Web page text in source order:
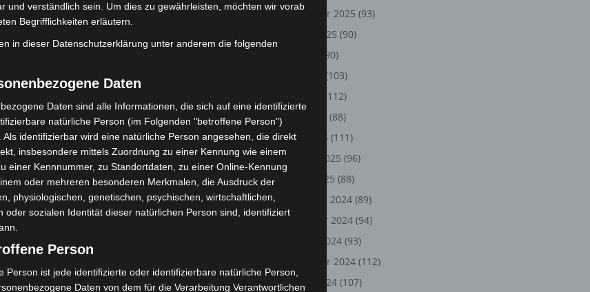
Nächster Artikel
Noch freie Restplätze im
Sommerferienprogramm 2026 in Langenhagen
September 2025 (93)
August 2025 (90)
(90)
(103)
(112)
April 2025
(88)
März 2025 (111)
Februar 2025 (96)
Januar 2025 (88)
Dezember 2024 (89)
November 2024 (94)
Oktober 2024 (93)
September 2024 (112)
August 2024 (107)
und verständlich sein. Um dies zu gewährleisten, möchten wir vorab
Begrifflichkeiten erläutern.
in dieser Datenschutzerklärung unter anderem die folgenden
Daten
Daten sind alle Informationen, die sich auf eine identifizierte
natürliche Person (im Folgenden "betroffene Person")
Als identifizierbar wird eine natürliche Person angesehen, die direkt
insbesondere mittels Zuordnung zu einer Kennung wie einem
einer Kennnummer, zu Standortdaten, zu einer Online-Kennung
oder mehreren besonderen Merkmalen, die Ausdruck der
physiologischen, genetischen, psychischen, wirtschaftlichen,
oder sozialen Identität dieser natürlichen Person sind, identifiziert
Person
Person ist jede identifizierte oder identifizierbare natürliche Person,
Daten von dem für die Verarbeitung Verantwortlichen